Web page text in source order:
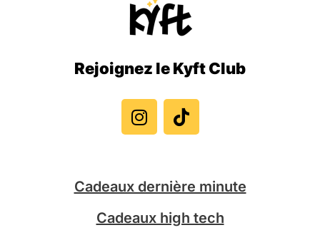
Rejoignez le Kyft Club
n
s
t
r
a
m
i
k
t
Cadeaux dernière minute
Cadeaux high tech